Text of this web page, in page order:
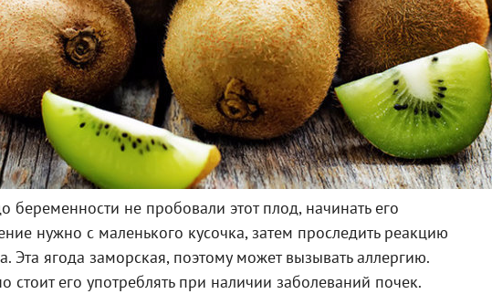
беременности не пробовали этот плод, начинать его
нужно с маленького кусочка, затем проследить реакцию
Эта ягода заморская, поэтому может вызывать аллергию.
стоит его употреблять при наличии заболеваний почек.